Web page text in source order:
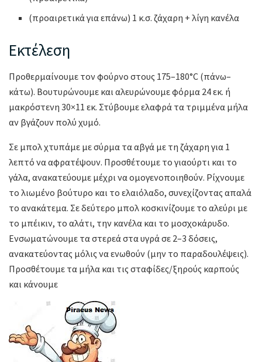
(προαιρετικά για επάνω) 1 κ.σ. ζάχαρη + λίγη κανέλα
Εκτέλεση
Προθερμαίνουμε τον φούρνο στους 175–180°C (πάνω–
κάτω). Βουτυρώνουμε και αλευρώνουμε φόρμα 24 εκ. ή
μακρόστενη 30×11 εκ. Στύβουμε ελαφρά τα τριμμένα μήλα
αν βγάζουν πολύ χυμό.
Σε μπολ χτυπάμε με σύρμα τα αβγά με τη ζάχαρη για 1
λεπτό να αφρατέψουν. Προσθέτουμε το γιαούρτι και το
γάλα, ανακατεύουμε μέχρι να ομογενοποιηθούν. Ρίχνουμε
το λιωμένο βούτυρο και το ελαιόλαδο, συνεχίζοντας απαλά
το ανακάτεμα. Σε δεύτερο μπολ κοσκινίζουμε το αλεύρι με
το μπέικιν, το αλάτι, την κανέλα και το μοσχοκάρυδο.
Ενσωματώνουμε τα στερεά στα υγρά σε 2–3 δόσεις,
ανακατεύοντας μόλις να ενωθούν (μην το παραδουλέψεις).
Προσθέτουμε τα μήλα και τις σταφίδες/ξηρούς καρπούς
και κάνουμε